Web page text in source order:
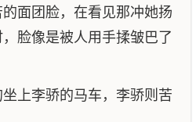
面团脸，在看见那冲她扬
脸像是被人用手揉皱巴了
上李骄的马车，李骄则苦